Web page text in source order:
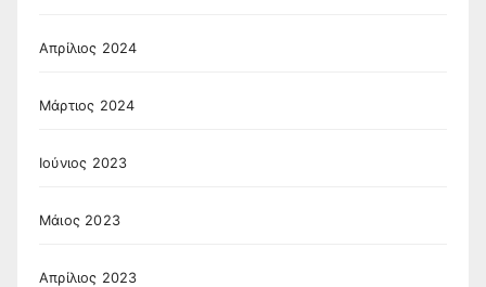
Απρίλιος 2024
Μάρτιος 2024
Ιούνιος 2023
Μάιος 2023
Απρίλιος 2023